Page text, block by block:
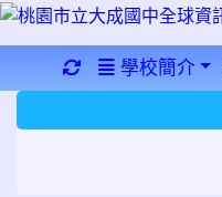
重新取得佈景設
學校簡介